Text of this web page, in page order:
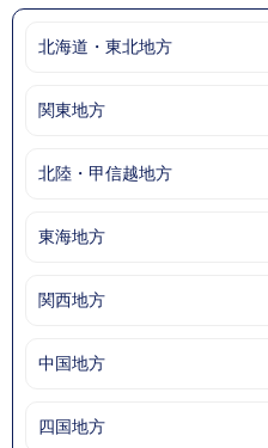
北海道・東北地方
関東地方
北陸・甲信越地方
東海地方
関西地方
中国地方
四国地方